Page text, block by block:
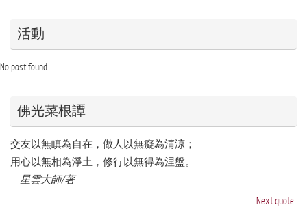
活動
No post found
佛光菜根譚
交友以無瞋為自在，做人以無癡為清涼；
用心以無相為淨土，修行以無得為涅盤。
— 星雲大師/著
Next quote